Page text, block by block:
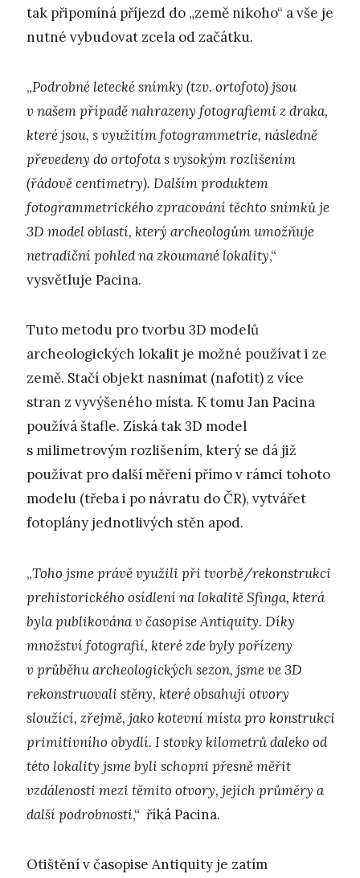
tak připomíná příjezd do „země nikoho“ a vše je
nutné vybudovat zcela od začátku.
„Podrobné letecké snímky (tzv. ortofoto) jsou
v našem případě nahrazeny fotografiemi z draka,
které jsou, s využitím fotogrammetrie, následně
převedeny do ortofota s vysokým rozlišením
(řádově centimetry). Dalším produktem
fotogrammetrického zpracování těchto snímků je
3D model oblastí, který archeologům umožňuje
netradiční pohled na zkoumané lokality,“
vysvětluje Pacina.
Tuto metodu pro tvorbu 3D modelů
archeologických lokalit je možné používat i ze
země. Stačí objekt nasnímat (nafotit) z více
stran z vyvýšeného místa. K tomu Jan Pacina
používá štafle. Získá tak 3D model
s milimetrovým rozlišením, který se dá již
používat pro další měření přímo v rámci tohoto
modelu (třeba i po návratu do ČR), vytvářet
fotoplány jednotlivých stěn apod.
„Toho jsme právě využili při tvorbě/rekonstrukci
prehistorického osídlení na lokalitě Sfinga, která
byla publikována v časopise Antiquity. Díky
množství fotografií, které zde byly pořízeny
v průběhu archeologických sezon, jsme ve 3D
rekonstruovali stěny, které obsahují otvory
sloužící, zřejmě, jako kotevní místa pro konstrukci
primitivního obydlí. I stovky kilometrů daleko od
této lokality jsme byli schopni přesně měřit
vzdálenosti mezi těmito otvory, jejich průměry a
další podrobnosti,“ říká Pacina.
Otištění v časopise Antiquity je zatím